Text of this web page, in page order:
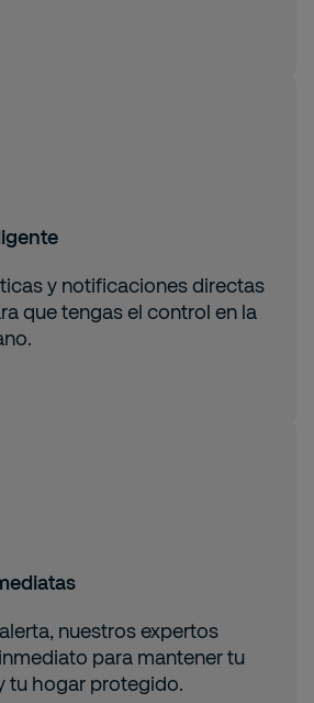
y notificaciones directas
que tengas el control en la
nuestros expertos
para mantener tu
tu hogar protegido.